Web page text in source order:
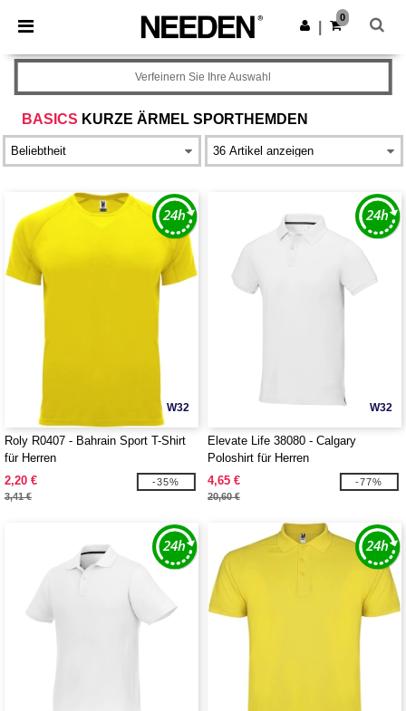
× Needen App
Bessere Preise in der App!
App holen
0
BASICS KURZE ÄRMEL SPORTHEMDEN
Verfeinern Sie Ihre Auswahl
W32
Roly R0407 - Bahrain Sport T-Shirt
für Herren
2,20 €
3,41 €
-35%
W32
Elevate Life 38080 - Calgary
Poloshirt für Herren
4,65 €
20,60 €
-77%